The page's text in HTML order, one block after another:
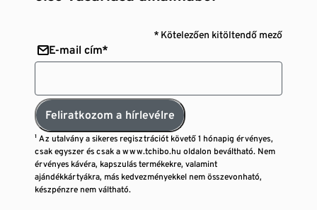
* Kötelezően kitöltendő mező
E-mail cím*
Feliratkozom a hírlevélre
¹ Az utalvány a sikeres regisztrációt követő 1 hónapig érvényes,
csak egyszer és csak a www.tchibo.hu oldalon beváltható. Nem
érvényes kávéra, kapszulás termékekre, valamint
ajándékkártyákra, más kedvezményekkel nem összevonható,
készpénzre nem váltható.